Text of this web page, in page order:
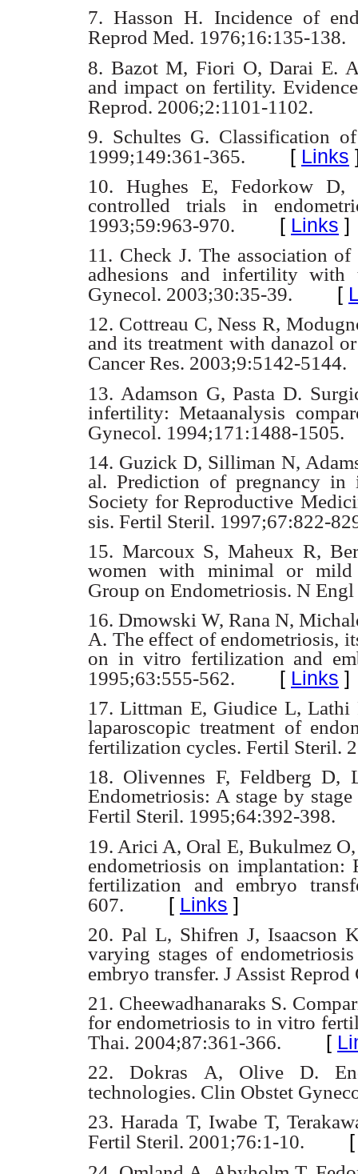
7. Hasson H. Incidence of
Reprod Med. 1976;16:135-138.
8. Bazot M, Fiori O, Darai E.
and impact on fertility.
Reprod. 2006;2:1101-1102.
9. Schultes G. Classification
1999;149:361-365. [ Links
10. Hughes E, Fedorkow
controlled trials in
1993;59:963-970. [ Links ]
11. Check J. The association
adhesions and infertility with
Gynecol. 2003;30:35-39. [
12. Cottreau C, Ness R,
and its treatment with danazol
Cancer Res. 2003;9:5142-5144.
13. Adamson G, Pasta D.
infertility: Metaanalysis
Gynecol. 1994;171:1488-1505.
14. Guzick D, Silliman N,
al. Prediction of pregnancy
Society for Reproductive
sis. Fertil Steril. 1997;67:822-
15. Marcoux S, Maheux R,
women with minimal or mild
Group on Endometriosis. N Engl
16. Dmowski W, Rana N,
A. The effect of endometriosis,
on in vitro fertilization and
1995;63:555-562. [ Links ]
17. Littman E, Giudice L,
laparoscopic treatment of
fertilization cycles. Fertil Steril.
18. Olivennes F, Feldberg
Endometriosis: A stage by
Fertil Steril. 1995;64:392-398.
19. Arici A, Oral E, Bukulmez
endometriosis on implantation:
fertilization and embryo
607. [ Links ]
20. Pal L, Shifren J, Isaacson
varying stages of
embryo transfer. J Assist Reprod
21. Cheewadhanaraks S.
for endometriosis to in vitro
Thai. 2004;87:361-366. [
22. Dokras A, Olive D.
technologies. Clin Obstet
23. Harada T, Iwabe T,
Fertil Steril. 2001;76:1-10.